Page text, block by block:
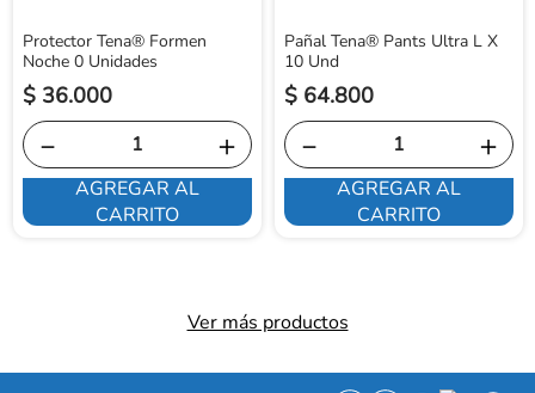
Protector Tena® Formen
Noche 0 Unidades
$ 36.000
＋
－
AGREGAR AL
CARRITO
Pañal Tena® Pants Ultra L X
10 Und
$ 64.800
＋
－
AGREGAR AL
CARRITO
Ver más productos